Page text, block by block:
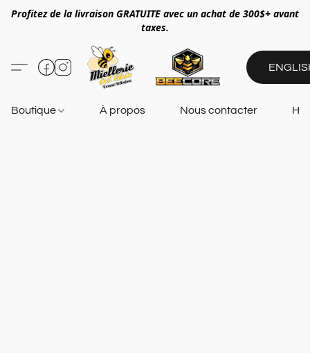
Profitez de la livraison GRATUITE avec un achat de 300$+ avant
taxes.
Boutique À propos Nous contacter